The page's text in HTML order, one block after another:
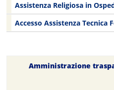
Assistenza Religiosa in
Accesso Assistenza Tecnica
Amministrazione